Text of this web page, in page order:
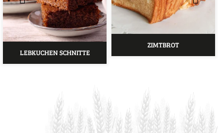
LEBKUCHEN SCHNITTE
saftige Lebkuchenwürfel mit
ZIMTBROT